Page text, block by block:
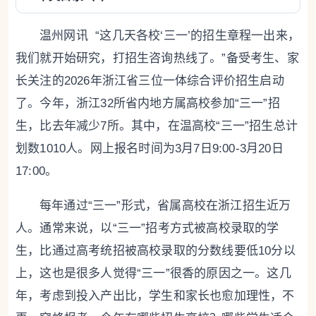
温州网讯 “这几天各校‘三一’的招生章程一出来，
我们就开始研究，打招生咨询热线了。”备受考生、家
长关注的2026年浙江省三位一体综合评价招生启动
了。今年，浙江32所省内地方属高校参加“三一”招
生，比去年减少7所。其中，在温高校“三一”招生总计
划数1010人。网上报名时间为3月7日9:00-3月20日
17:00。
每年通过“三一”形式，省属高校在浙江招生近万
人。通常来说，以“三一”招考方式被高校录取的学
生，比通过高考统招被高校录取的分数线要低10分以
上，这也是很多人觉得“三一”很香的原因之一。这几
年，考虑到投入产出比，学生和家长也愈加理性，不